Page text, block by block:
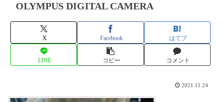
OLYMPUS DIGITAL CAMERA
X Facebook はてブ
LINE コピー コメント
2021.11.24